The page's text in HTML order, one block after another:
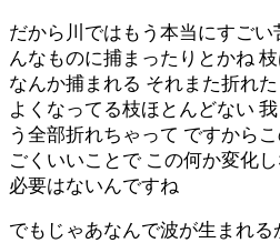
だから川ではもう本当にすご
んなものに捕まったりとかね
なんか捕まれる それまた折れ
よくなってる枝ほとんどない
う全部折れちゃって ですから
ごくいいことで この何か変化
必要はないんですね
でもじゃあなんで波が生まれ